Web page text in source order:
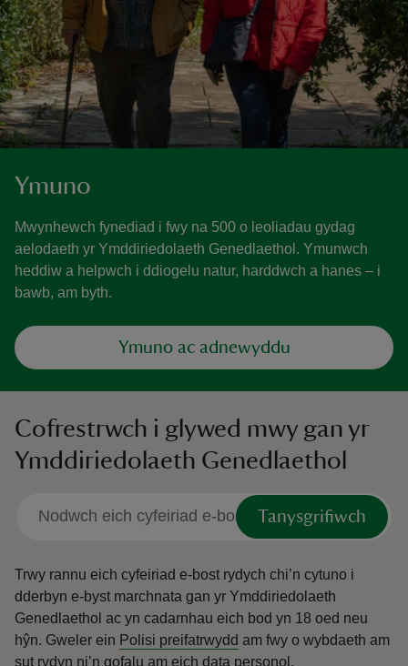
Ymuno
Mwynhewch fynediad i fwy na 500 o leoliadau gydag
aelodaeth yr Ymddiriedolaeth Genedlaethol. Ymunwch
heddiw a helpwch i ddiogelu natur, harddwch a hanes – i
bawb, am byth.
Ymuno ac adnewyddu
Cofrestrwch i glywed mwy gan yr
Ymddiriedolaeth Genedlaethol
Tanysgrifiwch
Trwy rannu eich cyfeiriad e-bost rydych chi’n cytuno i
dderbyn e-byst marchnata gan yr Ymddiriedolaeth
Genedlaethol ac yn cadarnhau eich bod yn 18 oed neu
hŷn. Gweler ein Polisi preifatrwydd am fwy o wybdaeth am
sut rydyn ni’n gofalu am eich data personol.